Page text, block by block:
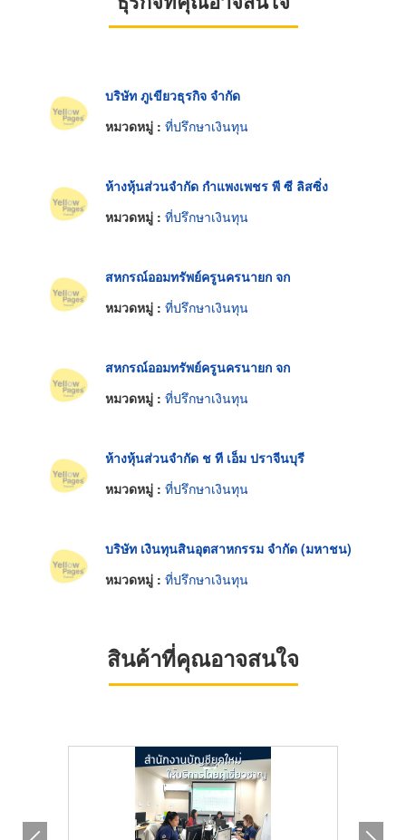
บริษัท ภูเขียวธุรกิจ จำกัด
หมวดหมู่ : ที่ปรึกษาเงินทุน
ห้างหุ้นส่วนจำกัด กำแพงเพชร พี ซี ลิสซิ่ง
หมวดหมู่ : ที่ปรึกษาเงินทุน
สหกรณ์ออมทรัพย์ครูนครนายก จก
หมวดหมู่ : ที่ปรึกษาเงินทุน
สหกรณ์ออมทรัพย์ครูนครนายก จก
หมวดหมู่ : ที่ปรึกษาเงินทุน
ห้างหุ้นส่วนจำกัด ช ที เอ็ม ปราจีนบุรี
หมวดหมู่ : ที่ปรึกษาเงินทุน
บริษัท เงินทุนสินอุตสาหกรรม จำกัด (มหาชน)
หมวดหมู่ : ที่ปรึกษาเงินทุน
สินค้าที่คุณอาจสนใจ